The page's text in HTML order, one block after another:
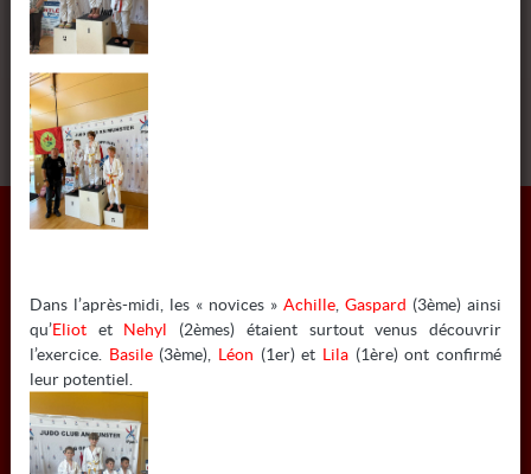
INFORMATIONS
COLMAR JUDO
6 RUE MATHIAS GRUNEWALD - 68000 COLMAR
Dans l’après-midi, les « novices »Achille ,Gaspard (3ème) ainsi
qu’Eliotet Nehyl (2èmes) étaient surtout venus découvrir
l’exercice. Basile (3ème), Léon (1er) et Lila (1ère) ont confirmé
leur potentiel.